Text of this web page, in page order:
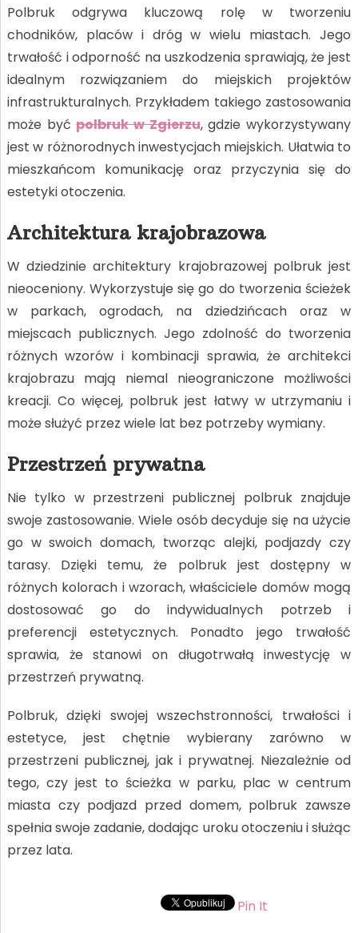
Polbruk odgrywa kluczową rolę w tworzeniu
chodników, placów i dróg w wielu miastach. Jego
trwałość i odporność na uszkodzenia sprawiają, że jest
idealnym rozwiązaniem do miejskich projektów
infrastrukturalnych. Przykładem takiego zastosowania
może być polbruk w Zgierzu, gdzie wykorzystywany
jest w różnorodnych inwestycjach miejskich. Ułatwia to
mieszkańcom komunikację oraz przyczynia się do
estetyki otoczenia.
Architektura krajobrazowa
W dziedzinie architektury krajobrazowej polbruk jest
nieoceniony. Wykorzystuje się go do tworzenia ścieżek
w parkach, ogrodach, na dziedzińcach oraz w
miejscach publicznych. Jego zdolność do tworzenia
różnych wzorów i kombinacji sprawia, że architekci
krajobrazu mają niemal nieograniczone możliwości
kreacji. Co więcej, polbruk jest łatwy w utrzymaniu i
może służyć przez wiele lat bez potrzeby wymiany.
Przestrzeń prywatna
Nie tylko w przestrzeni publicznej polbruk znajduje
swoje zastosowanie. Wiele osób decyduje się na użycie
go w swoich domach, tworząc alejki, podjazdy czy
tarasy. Dzięki temu, że polbruk jest dostępny w
różnych kolorach i wzorach, właściciele domów mogą
dostosować go do indywidualnych potrzeb i
preferencji estetycznych. Ponadto jego trwałość
sprawia, że stanowi on długotrwałą inwestycję w
przestrzeń prywatną.
Polbruk, dzięki swojej wszechstronności, trwałości i
estetyce, jest chętnie wybierany zarówno w
przestrzeni publicznej, jak i prywatnej. Niezależnie od
tego, czy jest to ścieżka w parku, plac w centrum
miasta czy podjazd przed domem, polbruk zawsze
spełnia swoje zadanie, dodając uroku otoczeniu i służąc
przez lata.
Pin It